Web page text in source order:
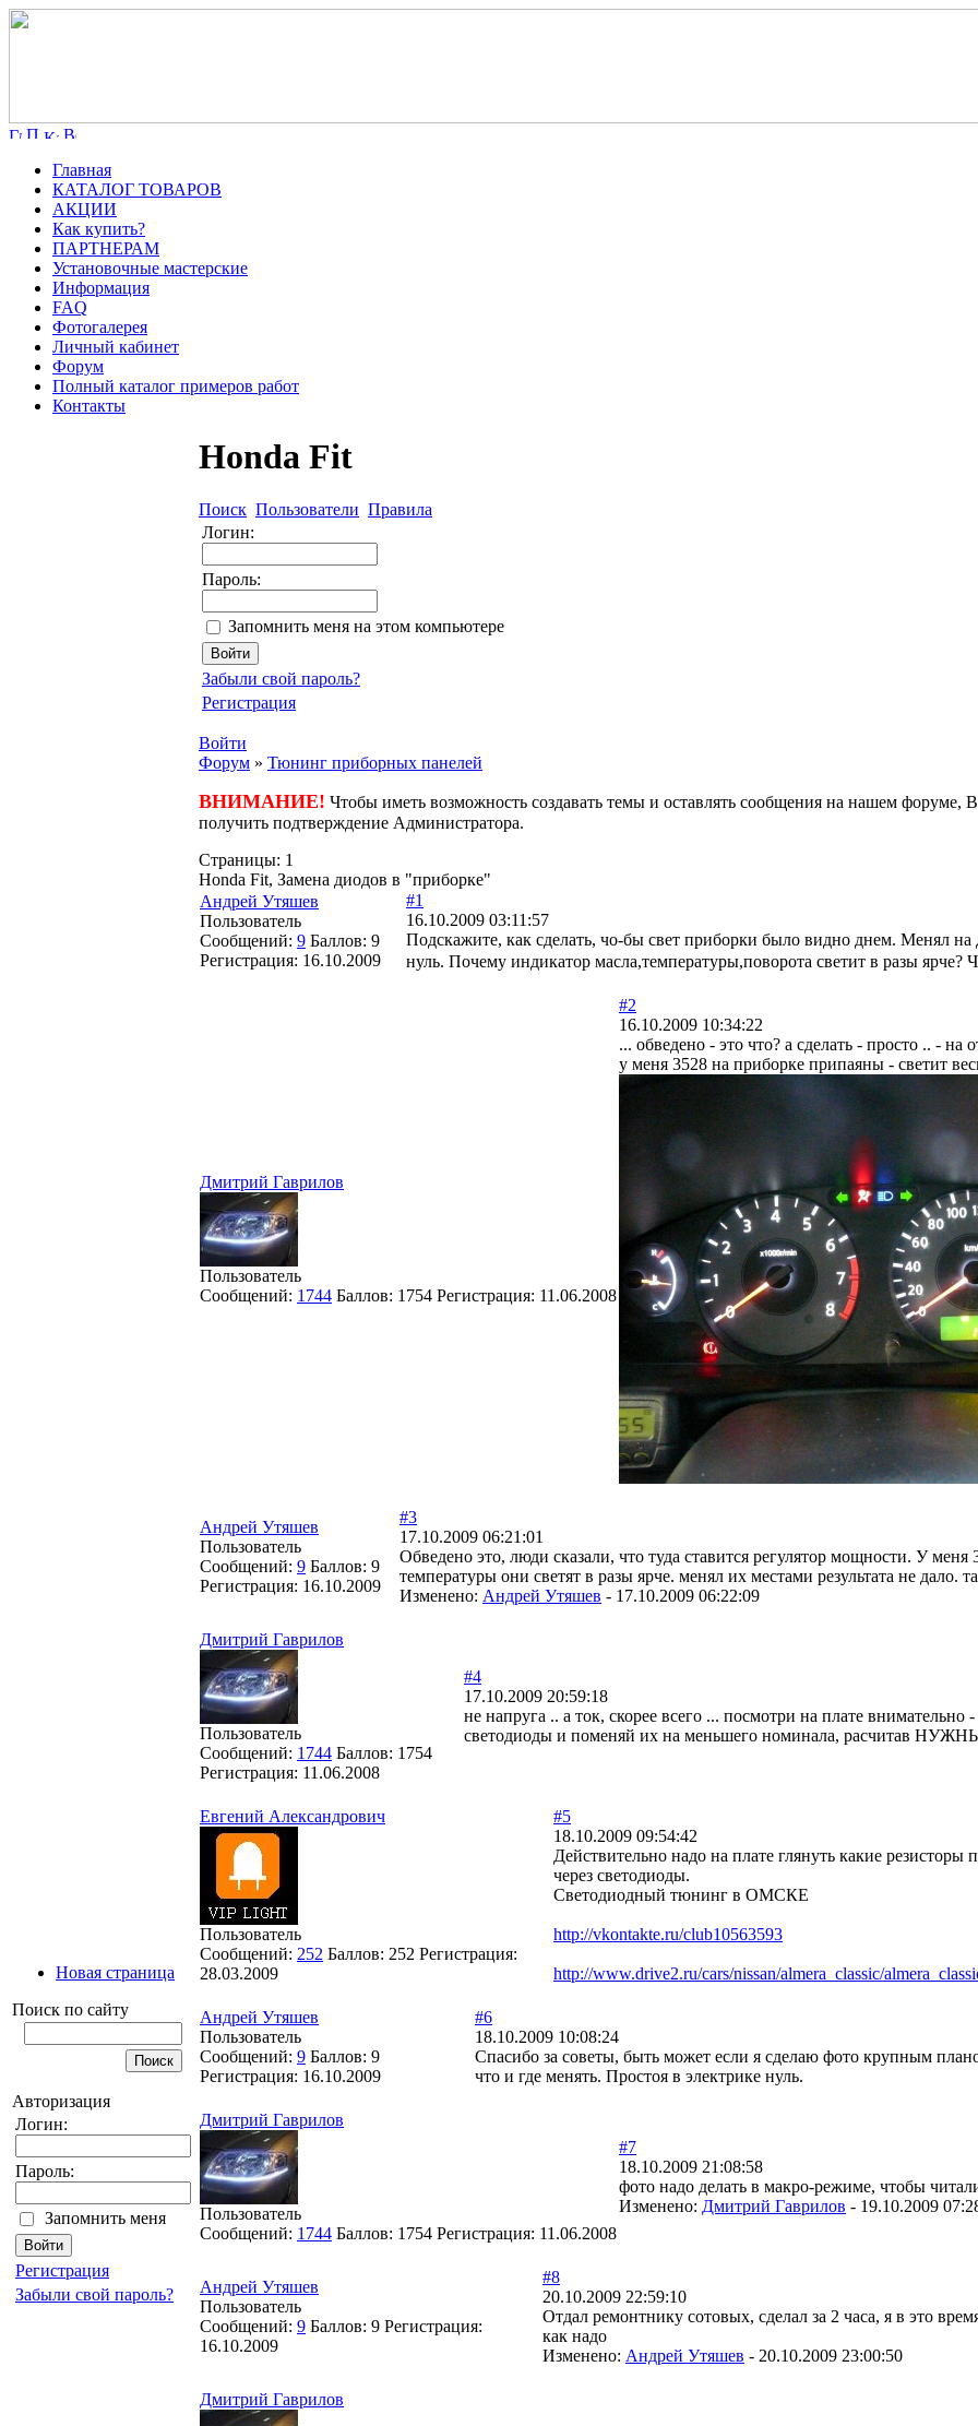
Главная
КАТАЛОГ ТОВАРОВ
АКЦИИ
Как купить?
ПАРТНЕРАМ
Установочные мастерские
Информация
FAQ
Фотогалерея
Личный кабинет
Форум
Полный каталог примеров работ
Контакты
Новая страница
Поиск по сайту
Авторизация
Логин:
Пароль:
Запомнить меня
Регистрация
Забыли свой пароль?
Honda Fit
Поиск Пользователи Правила
Логин:
Пароль:
Запомнить меня на этом компьютере
Забыли свой пароль?
Регистрация
Войти
Форум » Тюнинг приборных панелей
ВНИМАНИЕ! Чтобы иметь возможность создавать темы и оставлять сообщения на нашем форуме,
получить подтверждение Администратора.
Страницы: 1
Honda Fit, Замена диодов в "приборке"
Андрей Утяшев
Пользователь
Сообщений: 9 Баллов: 9
Регистрация: 16.10.2009
#1
16.10.2009 03:11:57
Подскажите, как сделать, чо-бы свет приборки было видно днем. Менял на
нуль. Почему индикатор масла,температуры,поворота светит в разы ярче?
Дмитрий Гаврилов
Пользователь
Сообщений: 1744 Баллов: 1754 Регистрация: 11.06.2008
#2
16.10.2009 10:34:22
... обведено - это что? а сделать - просто .. -
у меня 3528 на приборке припаяны - светит
Андрей Утяшев
Пользователь
Сообщений: 9 Баллов: 9
Регистрация: 16.10.2009
#3
17.10.2009 06:21:01
Обведено это, люди сказали, что туда ставится регулятор мощности. У
температуры они светят в разы ярче. менял их местами результата не дало.
Изменено: Андрей Утяшев - 17.10.2009 06:22:09
Дмитрий Гаврилов
Пользователь
Сообщений: 1744 Баллов: 1754
Регистрация: 11.06.2008
#4
17.10.2009 20:59:18
не напруга .. а ток, скорее всего ... посмотри на плате
светодиоды и поменяй их на меньшего номинала, расчитав
Евгений Александрович
Пользователь
Сообщений: 252 Баллов: 252 Регистрация:
28.03.2009
#5
18.10.2009 09:54:42
Действительно надо на плате глянуть какие резисторы
через светодиоды.
Светодиодный тюнинг в ОМСКЕ
http://vkontakte.ru/club10563593
http://www.drive2.ru/cars/nissan/almera_classic/
Андрей Утяшев
Пользователь
Сообщений: 9 Баллов: 9
Регистрация: 16.10.2009
#6
18.10.2009 10:08:24
Спасибо за советы, быть может если я сделаю фото крупным
что и где менять. Простоя в электрике нуль.
Дмитрий Гаврилов
Пользователь
Сообщений: 1744 Баллов: 1754 Регистрация: 11.06.2008
#7
18.10.2009 21:08:58
фото надо делать в макро-режиме, чтобы
Изменено: Дмитрий Гаврилов - 19.10.2009
Андрей Утяшев
Пользователь
Сообщений: 9 Баллов: 9 Регистрация:
16.10.2009
#8
20.10.2009 22:59:10
Отдал ремонтнику сотовых, сделал за 2 часа, я в это
как надо
Изменено: Андрей Утяшев - 20.10.2009 23:00:50
Дмитрий Гаврилов